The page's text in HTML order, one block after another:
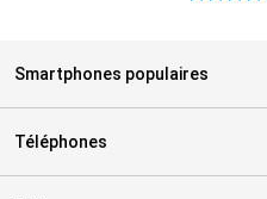
Smartphones populaires
Téléphones